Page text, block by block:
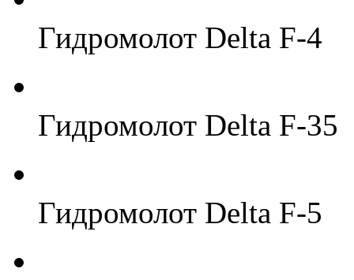
Гидромолот Delta F-4
Гидромолот Delta F-35
Гидромолот Delta F-5